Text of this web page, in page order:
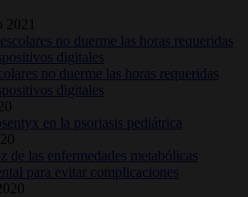
2021
no duerme las horas requeridas
digitales
en la psoriasis pediátrica
de las enfermedades metabólicas
para evitar complicaciones